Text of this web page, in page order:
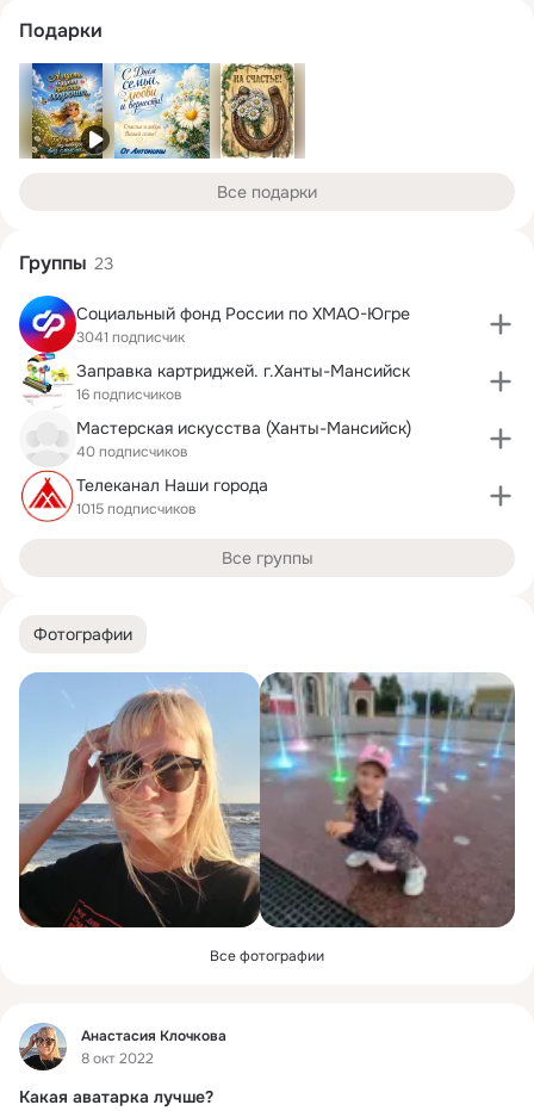
Фотографии
Все фотографии
Фид
Анастасия Клочкова
8 окт 2022
Какая аватарка лучше?
Подарки
Все подарки
Группы 23
Социальный фонд России по ХМАО-Югре
3041 подписчик
Заправка картриджей. г.Ханты-Мансийск
16 подписчиков
Мастерская искусства (Ханты-Мансийск)
40 подписчиков
Телеканал Наши города
1015 подписчиков
Все группы